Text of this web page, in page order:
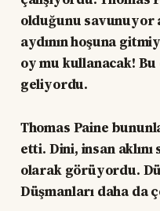
olduğunu savunuyor
aydının hoşuna
oy mu kullanacak!
geliyordu.
Thomas Paine
etti. Dini, insan
olarak görüyordu.
Düşmanları daha da